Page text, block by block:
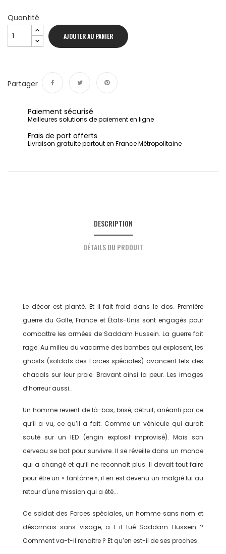
Quantité
AJOUTER AU PANIER
Partager
Paiement sécurisé
Meilleures solutions de paiement en ligne
Frais de port offerts
Livraison gratuite partout en France Métropolitaine
DESCRIPTION
DÉTAILS DU PRODUIT
Le décor est planté. Et il fait froid dans le dos. Première
guerre du Golfe, France et États-Unis sont engagés pour
combattre les armées de Saddam Hussein. La guerre fait
rage. Au milieu du vacarme des bombes qui explosent, les
ghosts (soldats des Forces spéciales) avancent tels des
chacals sur leur proie. Bravant ainsi la peur. Les images
d’horreur aussi…
Un homme revient de là-bas, brisé, détruit, anéanti par ce
qu’il a vu, ce qu’il a fait. Comme un véhicule qui aurait
sauté sur un IED (engin explosif improvisé). Mais son
cerveau se bat pour survivre. Il se réveille dans un monde
qui a changé et qu’il ne reconnaît plus. Il devait tout faire
pour être un « fantôme », il en est devenu un malgré lui au
retour d'une mission qui a été...
Ce soldat des Forces spéciales, un homme sans nom et
désormais sans visage, a-t-il tué Saddam Hussein ?
Comment va-t-il renaître ? Et qu’en est-il de ses proches…